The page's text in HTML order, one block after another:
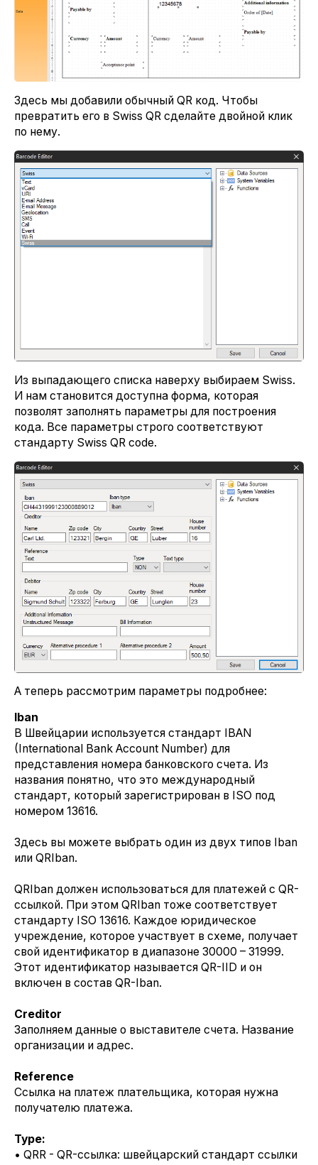
Здесь мы добавили обычный QR код. Чтобы
превратить его в Swiss QR сделайте двойной клик
по нему.
Из выпадающего списка наверху выбираем Swiss.
И нам становится доступна форма, которая
позволят заполнять параметры для построения
кода. Все параметры строго соответствуют
стандарту Swiss QR code.
А теперь рассмотрим параметры подробнее:
Iban
В Швейцарии используется стандарт IBAN
(International Bank Account Number) для
представления номера банковского счета. Из
названия понятно, что это международный
стандарт, который зарегистрирован в ISO под
номером 13616.
Здесь вы можете выбрать один из двух типов Iban
или QRIban.
QRIban должен использоваться для платежей с QR-
ссылкой. При этом QRIban тоже соответствует
стандарту ISO 13616. Каждое юридическое
учреждение, которое участвует в схеме, получает
свой идентификатор в диапазоне 30000 – 31999.
Этот идентификатор называется QR-IID и он
включен в состав QR-Iban.
Creditor
Заполняем данные о выставителе счета. Название
организации и адрес.
Reference
Ссылка на платеж плательщика, которая нужна
получателю платежа.
Type:
• QRR - QR-ссылка: швейцарский стандарт ссылки